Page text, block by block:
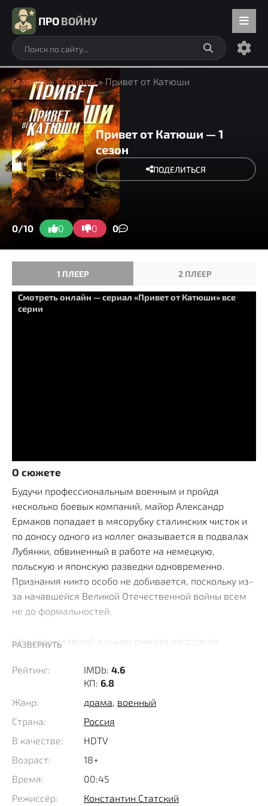
ПРОВОЙНУ
Главная»Сериалы» Привет от Катюши
Привет от Катюши — 1
сезон
ПОДЕЛИТЬСЯ
0/10 0 0 0
1 ПЛЕЕР 2 ПЛЕЕР
Смотреть онлайн — сериал «Привет от Катюши» все
серии
О сюжете
Будучи профессиональным военным и пройдя
несколько боевых компаний, майор Александр
Ермаков попадает в мясорубку сталинских чисток и
по доносу одного из коллег оказывается в подвалах
Лубянки, обвиненный в работе на немецкую,
польскую и японскую разведки одновременно.
Признания никто особо не добивается, поскольку из-
за начавшейся Великой Отечественной войны всем
не до формальностей.
Не питая иллюзий и уныло ожидая расстрела,
бывшего командира, а ныне высокого чина, несущего
службу в штабе ГРУ. Он предлагает обреченному
иной исход кроме пули в затылок и отказа от
смертельно опасной миссии в данном случае быть не
может. Сменив одну звездочку на капитанские
четыре поменьше, бывалый и отлично
подготовленный арестант должен возглавить
специально собранную из экспертов в разных
РАЗВЕРНУТЬ
Рейтинг: IMDb: 4.6
КП: 6.8
Жанр:
драма военный
Страна:
Россия
В качестве:
HDTV
Возраст:
18+
Время:
00:45
Режиссёр:
Константин Статский